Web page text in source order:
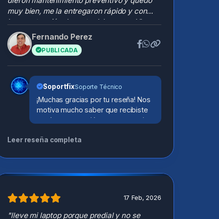
muy bien, me la entregaron rápido y con
buena atención de parte del personal."
F
Fernando Perez
PUBLICADA
SoportfixSoporte Técnico
¡Muchas gracias por tu reseña! Nos
motiva mucho saber que recibiste
una buena atención y que tu equipo
elegirnos!
Leer reseña completa
17 Feb, 2026
"lleve mi laptop porque predial y no se